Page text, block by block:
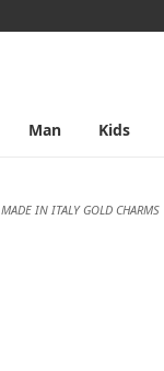
Man Kids
MADE IN ITALY GOLD CHARMS